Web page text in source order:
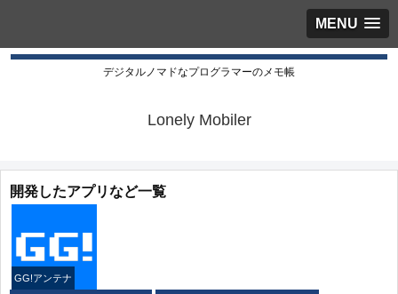
MENU
デジタルノマドなプログラマーのメモ帳
Lonely Mobiler
開発したアプリなど一覧
GG!アンテナ